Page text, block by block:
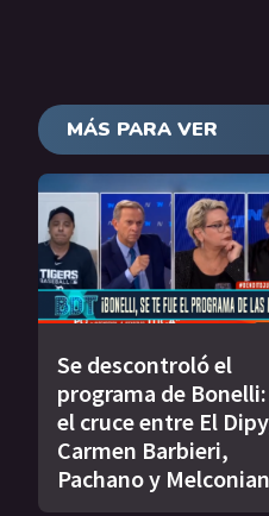
MÁS PARA VER
Se descontroló el
programa de Bonelli:
el cruce entre El
Carmen Barbieri,
Pachano y Melconian